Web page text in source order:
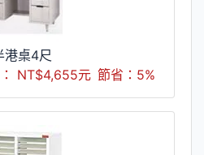
港桌4尺
NT$4,655元 節省：5%